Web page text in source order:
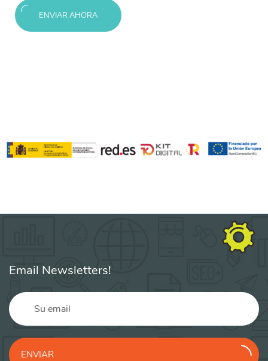
ENVIAR AHORA
Email Newsletters!
ENVIAR